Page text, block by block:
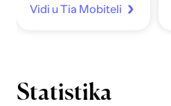
Vidi u Tia Mobiteli
Statistika